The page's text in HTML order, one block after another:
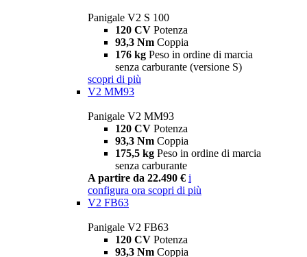
Panigale V2 S 100
120 CV Potenza
93,3 Nm Coppia
176 kg Peso in ordine di marcia
senza carburante (versione S)
scopri di più
V2 MM93
Panigale V2 MM93
120 CV Potenza
93,3 Nm Coppia
175,5 kg Peso in ordine di marcia
senza carburante
A partire da 22.490 € i
configura ora scopri di più
V2 FB63
Panigale V2 FB63
120 CV Potenza
93,3 Nm Coppia